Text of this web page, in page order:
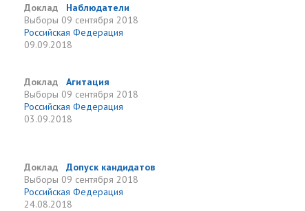
Доклад
Наблюдатели
Выборы 09 сентября 2018
Российская Федерация
09.09.2018
Доклад
Агитация
Выборы 09 сентября 2018
Российская Федерация
03.09.2018
Доклад
Допуск кандидатов
Выборы 09 сентября 2018
Российская Федерация
24.08.2018